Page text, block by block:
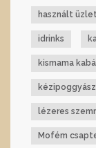
használt
idrinks
kismama
kézipoggyász
lézeres
Mofém